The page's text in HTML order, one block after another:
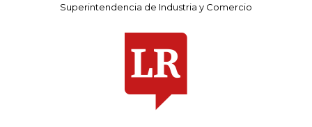
Superintendencia de Industria y Comercio